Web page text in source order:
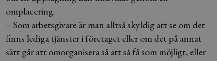
omplacering.
– Som arbetsgivare är man alltså skyldig att se om det
finns lediga tjänster i företaget eller om det på annat
sätt går att omorganisera så att så få som möjligt, eller